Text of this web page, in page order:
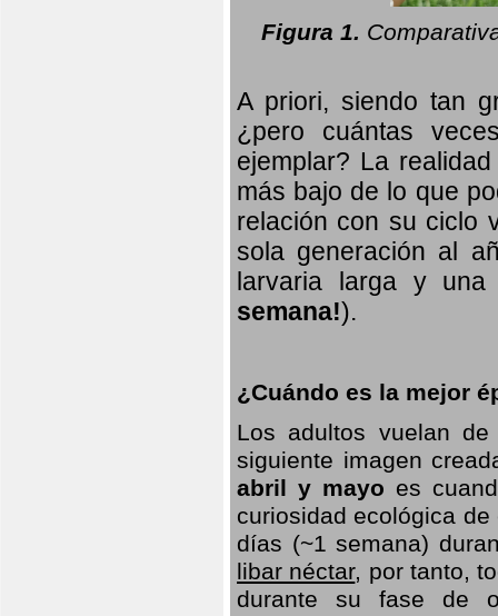
Figura 1.
A priori, siendo tan
¿pero cuántas
ejemplar? La
más bajo de lo que
relación con su ciclo
sola generación al
larvaria largay una
semana!).
¿Cuándo es la mejor
Los adultos vuelan
siguiente imagen
abril y mayo es
curiosidad ecológica
días (~1 semana)
libar néctar, por tanto,
durante su fase de